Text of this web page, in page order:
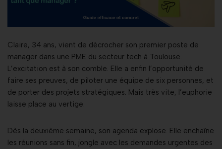
Claire, 34 ans, vient de décrocher son premier poste de
manager dans une PME du secteur tech à Toulouse.
L’excitation est à son comble. Elle a enfin l’opportunité de
faire ses preuves, de piloter une équipe de six personnes, et
de porter des projets stratégiques. Mais très vite, l’euphorie
laisse place au vertige.
Dès la deuxième semaine, son agenda explose. Elle enchaîne
les réunions sans fin, jongle avec les demandes urgentes des